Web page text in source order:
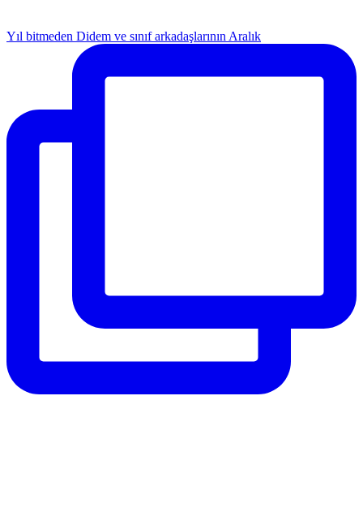
Yıl bitmeden Didem ve sınıf arkadaşlarının Aralık